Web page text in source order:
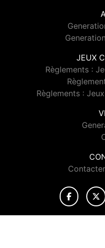
JEUX
Règlements :
Règlements :